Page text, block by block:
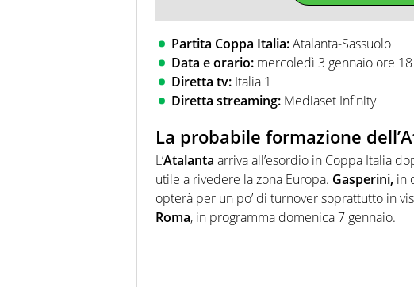
Partita Coppa Italia:Atalanta-Sassuolo
Data e orario: mercoledì 3 gennaio ore 18
Diretta tv: Italia 1
Diretta streaming: Mediaset Infinity
La probabile formazione
L’Atalanta arriva all’esordio in Coppa Italia
utile a rivedere la zona Europa. Gasperini, in
opterà per un po’ di turnover soprattutto in
Roma, in programma domenica 7 gennaio.